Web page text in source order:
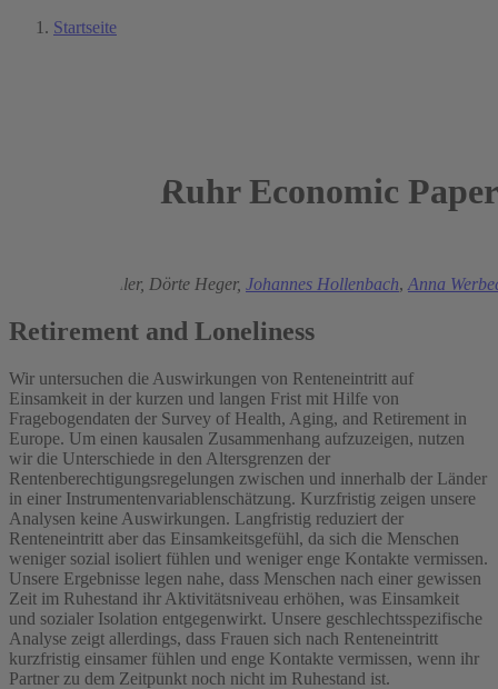
Startseite
Ruhr Economic
Sophie Guthmuller, Dörte Heger, Johannes Hollenbach, Anna
Retirement and Loneliness
Wir untersuchen die Auswirkungen von Renteneintritt auf
Einsamkeit in der kurzen und langen Frist mit Hilfe von
Fragebogendaten der Survey of Health, Aging, and Retirement in
Europe. Um einen kausalen Zusammenhang aufzuzeigen, nutzen
wir die Unterschiede in den Altersgrenzen der
Rentenberechtigungsregelungen zwischen und innerhalb der Länder
in einer Instrumentenvariablenschätzung. Kurzfristig zeigen unsere
Analysen keine Auswirkungen. Langfristig reduziert der
Renteneintritt aber das Einsamkeitsgefühl, da sich die Menschen
weniger sozial isoliert fühlen und weniger enge Kontakte vermissen.
Unsere Ergebnisse legen nahe, dass Menschen nach einer gewissen
Zeit im Ruhestand ihr Aktivitätsniveau erhöhen, was Einsamkeit
und sozialer Isolation entgegenwirkt. Unsere geschlechtsspezifische
Analyse zeigt allerdings, dass Frauen sich nach Renteneintritt
kurzfristig einsamer fühlen und enge Kontakte vermissen, wenn ihr
Partner zu dem Zeitpunkt noch nicht im Ruhestand ist.